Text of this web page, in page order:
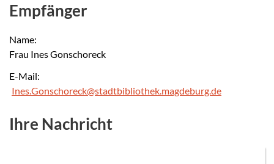
Empfänger
Name:
Frau Ines Gonschoreck
E-Mail:
Ines.Gonschoreck@stadtbibliothek.magdeburg.de
Ihre Nachricht